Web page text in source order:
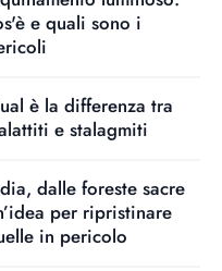
e quali sono i
è la differenza tra
e stalagmiti
dalle foreste sacre
per ripristinare
in pericolo